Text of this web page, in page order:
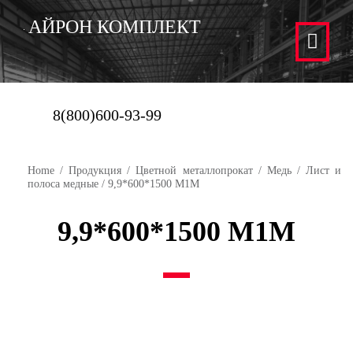
АЙРОН КОМПЛЕКТ
8(800)600-93-99
Home /Продукция /Цветной металлопрокат/ Медь/ Лист и
полоса медные / 9,9*600*1500 М1М
9,9*600*1500 М1М